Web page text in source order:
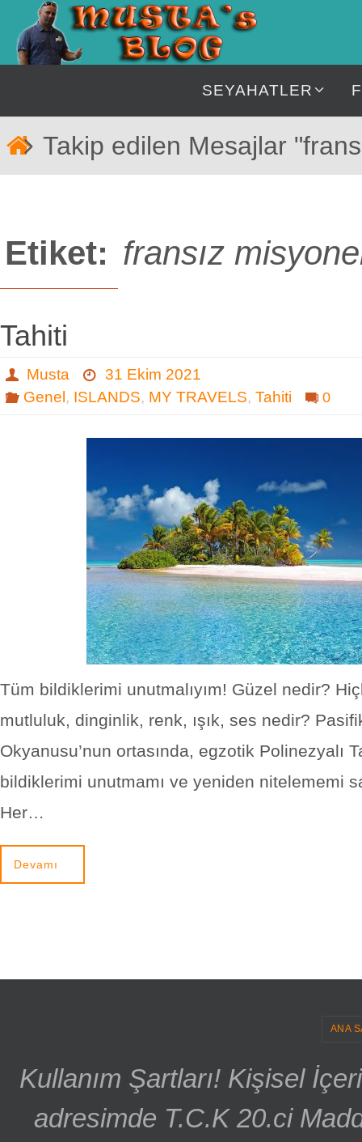
İçeriğe
geç
SEYAHATLER
Takip edilen Mesajlar
Etiket: fransız
Tahiti
Musta
31 Ekim 2021
Genel , ISLANDS, MY TRAVELS, Tahiti 0
Tüm bildiklerimi unutmalıyım! Güzel nedir?
mutluluk, dinginlik, renk, ışık, ses nedir?
Okyanusu’nun ortasında, egzotik Polinezyalı
bildiklerimi unutmamı ve yeniden nitelememi
Her…
Devamı
ANA
Kullanım Şartları! Kişisel
adresimde T.C.K 20.ci